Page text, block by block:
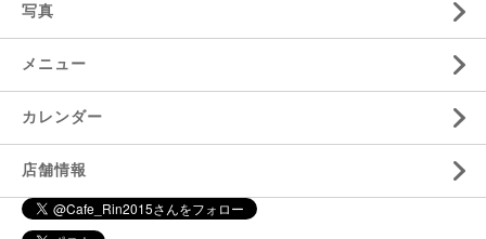
写真
メニュー
カレンダー
店舗情報